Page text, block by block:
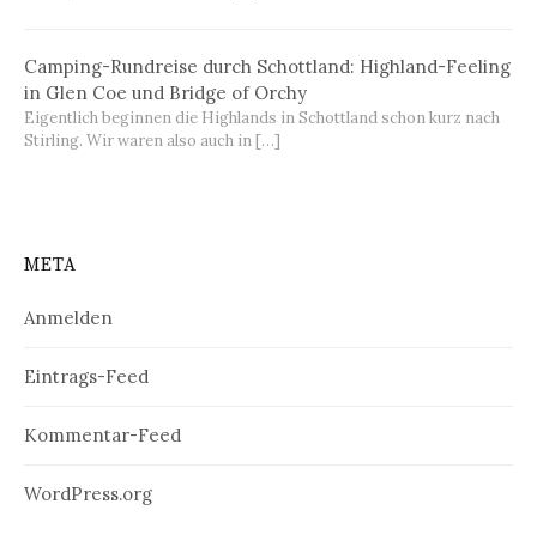
Camping-Rundreise durch Schottland: Highland-Feeling
in Glen Coe und Bridge of Orchy
Eigentlich beginnen die Highlands in Schottland schon kurz nach
Stirling. Wir waren also auch in […]
META
Anmelden
Eintrags-Feed
Kommentar-Feed
WordPress.org